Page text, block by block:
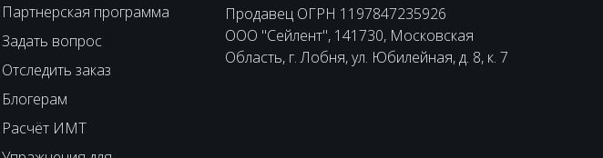
Партнерская программа
Задать вопрос
Отследить заказ
Блогерам
Расчёт ИМТ
Продавец ОГРН 1197847235926
ООО "Сейлент", 141730, Московская
Область, г. Лобня, ул. Юбилейная, д. 8, к. 7